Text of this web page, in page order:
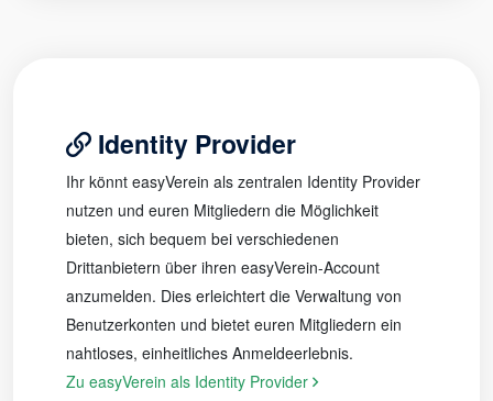
Identity Provider
Ihr könnt easyVerein als zentralen Identity Provider
nutzen und euren Mitgliedern die Möglichkeit
bieten, sich bequem bei verschiedenen
Drittanbietern über ihren easyVerein-Account
anzumelden. Dies erleichtert die Verwaltung von
Benutzerkonten und bietet euren Mitgliedern ein
nahtloses, einheitliches Anmeldeerlebnis.
Zu easyVerein als Identity Provider